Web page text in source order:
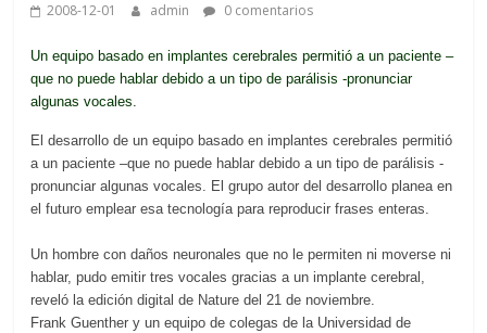
2008-12-01 admin 0 comentarios
Un equipo basado en implantes cerebrales permitió a un paciente –
que no puede hablar debido a un tipo de parálisis -pronunciar
algunas vocales.
El desarrollo de un equipo basado en implantes cerebrales permitió
a un paciente –que no puede hablar debido a un tipo de parálisis -
pronunciar algunas vocales. El grupo autor del desarrollo planea en
el futuro emplear esa tecnología para reproducir frases enteras.
Un hombre con daños neuronales que no le permiten ni moverse ni
hablar, pudo emitir tres vocales gracias a un implante cerebral,
reveló la edición digital de Nature del 21 de noviembre.
Frank Guenther y un equipo de colegas de la Universidad de